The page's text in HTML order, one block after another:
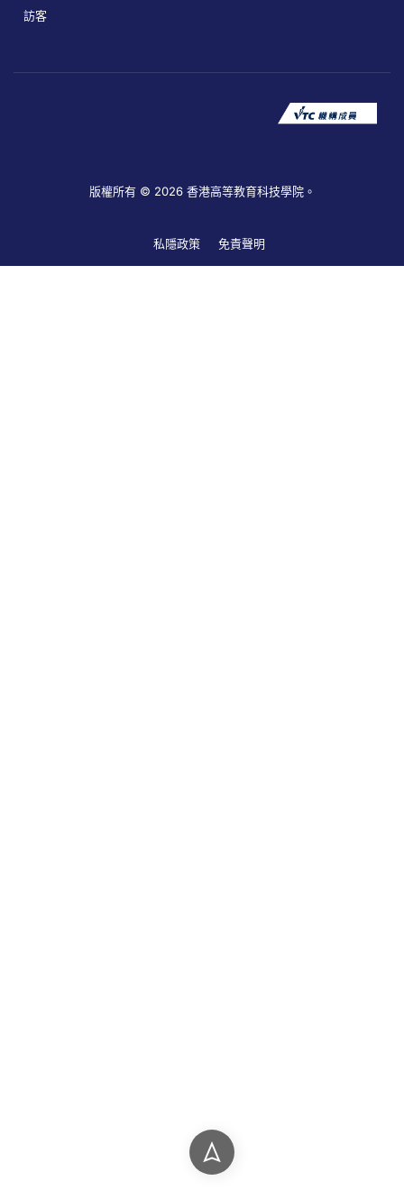
訪客
版權所有 © 2026 香港高等教育科技學院。
私隱政策 免責聲明